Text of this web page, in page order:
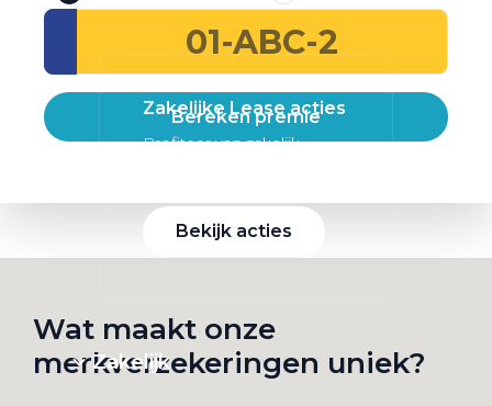
Zakelijke Lease acties
Profiteer van zakelijk
Bekijk acties
Zakelijk
Bereken premie
Wat maakt onze
merkverzekeringen uniek?